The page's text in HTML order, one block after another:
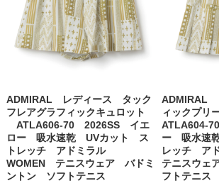
ADMIRAL レディース タック
フレアグラフィックキュロット
ATLA606-70 2026SS イエ
ロー 吸水速乾 UVカット ス
トレッチ アドミラル
WOMEN テニスウェア バドミ
ントン ソフトテニス
ADMIRAL
ィックプリ
ATLA604-
ー 吸水速
レッチ ア
テニスウ
フトテニス